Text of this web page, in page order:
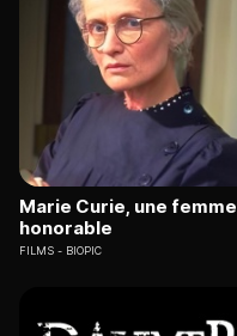
Marie Curie, une femme
honorable
FILMS BIOPIC